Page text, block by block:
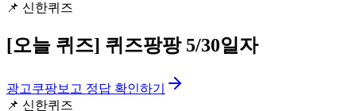
📌 신한퀴즈
[오늘 퀴즈] 퀴즈팡팡 5/30일자
광고쿠팡보고 정답 확인하기
📌 신한퀴즈